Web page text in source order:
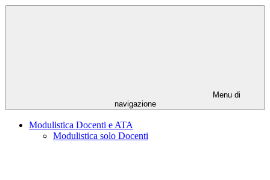
Menu di
navigazione
Modulistica Docenti e ATA
Modulistica solo Docenti